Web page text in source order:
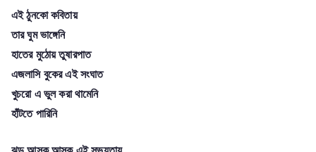
এই ঠুনকো কবিতায়
তার ঘুম ভাঙ্গেনি
হাতের মুঠোয় তুষারপাত
এজলাসি বুকের এই সংঘাত
খুচরো এ ভুল করা থামেনি
হাঁটতে পারিনি